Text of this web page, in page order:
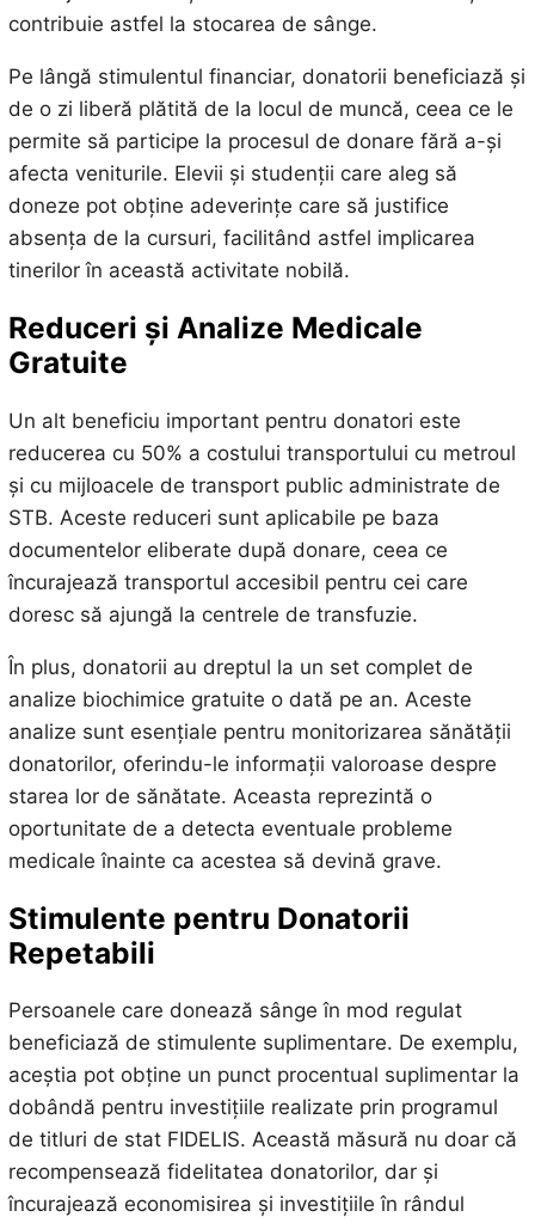
contribuie astfel la stocarea de sânge.
Pe lângă stimulentul financiar, donatorii beneficiază și
de o zi liberă plătită de la locul de muncă, ceea ce le
permite să participe la procesul de donare fără a-și
afecta veniturile. Elevii și studenții care aleg să
doneze pot obține adeverințe care să justifice
absența de la cursuri, facilitând astfel implicarea
tinerilor în această activitate nobilă.
Reduceri și Analize Medicale
Gratuite
Un alt beneficiu important pentru donatori este
reducerea cu 50% a costului transportului cu metroul
și cu mijloacele de transport public administrate de
STB. Aceste reduceri sunt aplicabile pe baza
documentelor eliberate după donare, ceea ce
încurajează transportul accesibil pentru cei care
doresc să ajungă la centrele de transfuzie.
În plus, donatorii au dreptul la un set complet de
analize biochimice gratuite o dată pe an. Aceste
analize sunt esențiale pentru monitorizarea sănătății
donatorilor, oferindu-le informații valoroase despre
starea lor de sănătate. Aceasta reprezintă o
oportunitate de a detecta eventuale probleme
medicale înainte ca acestea să devină grave.
Stimulente pentru Donatorii
Repetabili
Persoanele care donează sânge în mod regulat
beneficiază de stimulente suplimentare. De exemplu,
aceștia pot obține un punct procentual suplimentar la
dobândă pentru investițiile realizate prin programul
de titluri de stat FIDELIS. Această măsură nu doar că
recompensează fidelitatea donatorilor, dar și
încurajează economisirea și investițiile în rândul